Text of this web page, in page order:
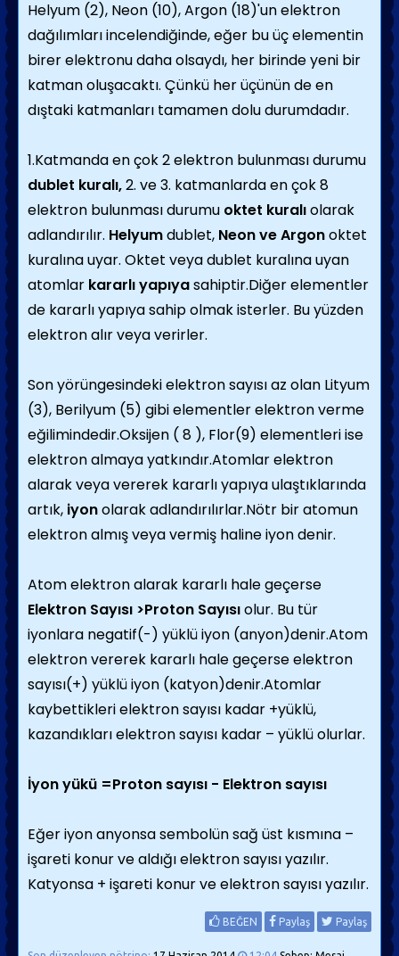
Helyum (2), Neon (10), Argon (18)'un elektron
dağılımları incelendiğinde, eğer bu üç elementin
birer elektronu daha olsaydı, her birinde yeni bir
katman oluşacaktı. Çünkü her üçünün de en
dıştaki katmanları tamamen dolu durumdadır.
1.Katmanda en çok 2 elektron bulunması durumu
dublet kuralı,2. ve 3. katmanlarda en çok 8
elektron bulunması durumu oktet kuralıolarak
adlandırılır. Helyumdublet, Neon ve Argonoktet
kuralına uyar. Oktet veya dublet kuralına uyan
atomlar kararlı yapıyasahiptir.Diğer elementler
de kararlı yapıya sahip olmak isterler. Bu yüzden
elektron alır veya verirler.
Son yörüngesindeki elektron sayısı az olan Lityum
(3), Berilyum (5) gibi elementler elektron verme
eğilimindedir.Oksijen ( 8 ), Flor(9) elementleri ise
elektron almaya yatkındır.Atomlar elektron
alarak veya vererek kararlı yapıya ulaştıklarında
artık, iyonolarak adlandırılırlar.Nötr bir atomun
elektron almış veya vermiş haline iyon denir.
Atom elektron alarak kararlı hale geçerse
Elektron Sayısı >Proton Sayısıolur. Bu tür
iyonlara negatif(-) yüklü iyon (anyon)denir.Atom
elektron vererek kararlı hale geçerse elektron
sayısı(+) yüklü iyon (katyon)denir.Atomlar
kaybettikleri elektron sayısı kadar +yüklü,
kazandıkları elektron sayısı kadar – yüklü olurlar.
İyon yükü =Proton sayısı - Elektron sayısı
Eğer iyon anyonsa sembolün sağ üst kısmına –
işareti konur ve aldığı elektron sayısı yazılır.
Katyonsa + işareti konur ve elektron sayısı yazılır.
BEĞEN Paylaş Paylaş